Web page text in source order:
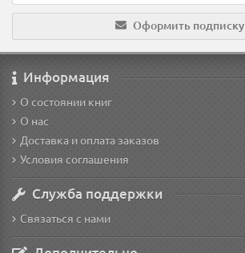
Оформить подписку
Информация
О состоянии книг
О нас
Доставка и оплата заказов
Условия соглашения
Служба поддержки
Связаться с нами